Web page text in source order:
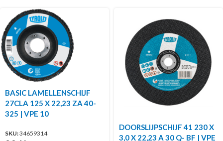
BASIC LAMELLENSCHIJF
27CLA 125 X 22,23 ZA 40-
325 | VPE 10
SKU:34659314
DOORSLIJPSCHIJF 41 230 X
3,0 X 22,23 A 30 Q- BF | VPE